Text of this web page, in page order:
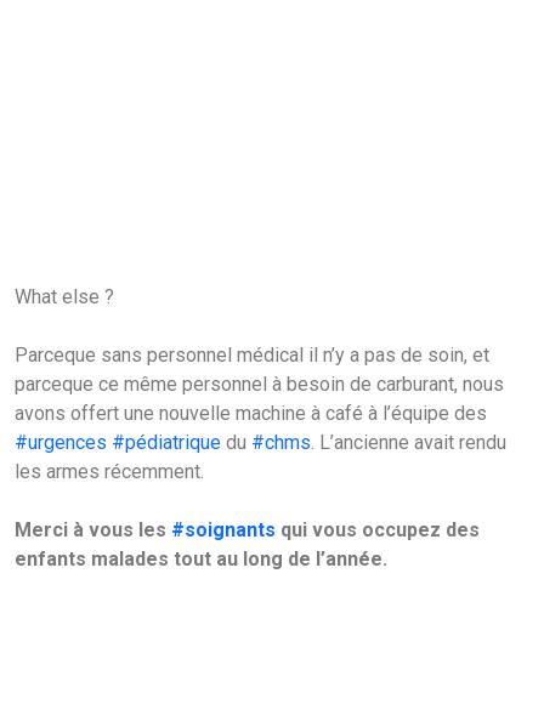
What else ?
Parceque sans personnel médical il n’y a pas de soin, et
parceque ce même personnel à besoin de carburant, nous
avons offert une nouvelle machine à café à l’équipe des
#urgences #pédiatrique du #chms. L’ancienne avait rendu
les armes récemment.
Merci à vous les #soignants qui vous occupez des
enfants malades tout au long de l’année.